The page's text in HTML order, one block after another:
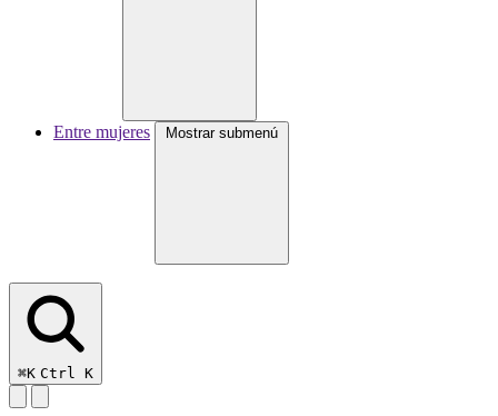
Entre mujeres Mostrar submenú
⌘K Ctrl K